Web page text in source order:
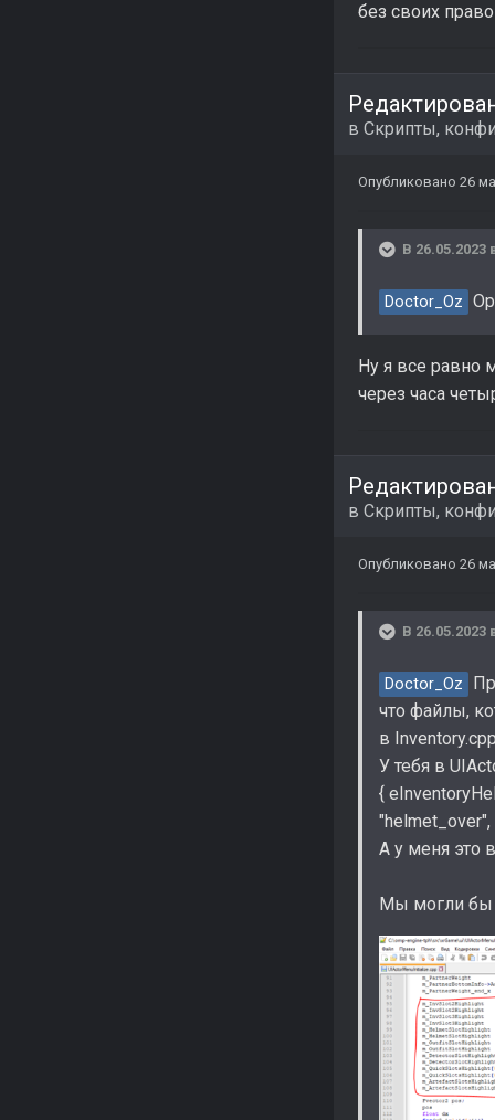
без своих
в Скрипты,
Опубликовано 26
В 26.05.2023
Doctor_Oz
Ну я все равно
через часа
в Скрипты,
Опубликовано 26
В 26.05.2023
Doctor_Oz
что файлы,
в
У тебя в
{
А у меня это
Мы могли бы